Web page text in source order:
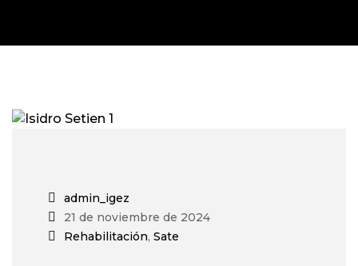
admin_igez
21 de noviembre de 2024
Rehabilitación, Sate